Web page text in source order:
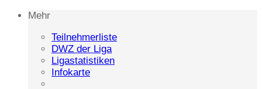
Mehr
Teilnehmerliste
DWZ der Liga
Ligastatistiken
Infokarte